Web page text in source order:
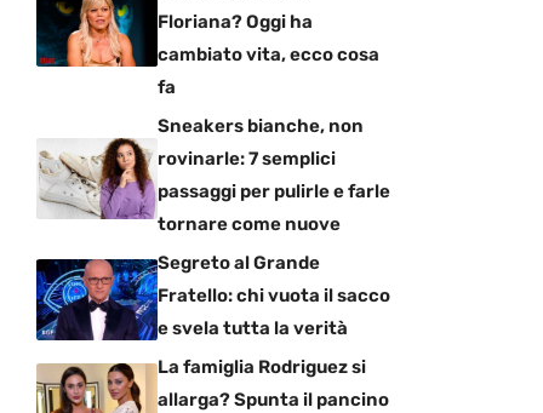
Floriana? Oggi ha
cambiato vita, ecco cosa
fa
Sneakers bianche, non
rovinarle: 7 semplici
passaggi per pulirle e farle
tornare come nuove
Segreto al Grande
Fratello: chi vuota il sacco
e svela tutta la verità
La famiglia Rodriguez si
allarga? Spunta il pancino